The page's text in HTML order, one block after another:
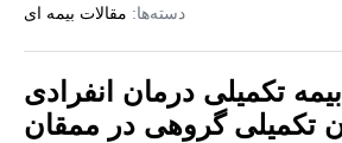
بیمه
درمان
+
بیمه
درمان
دسته‌ها: مقالات بیمه ای
تکمیلی درمان انفرادی
تکمیلی گروهی در ممقان